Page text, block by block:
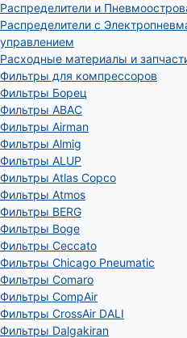
Распределители и
Распределители с
управлением
Расходные материалы и
Фильтры для компрессоров
Фильтры Борец
Фильтры ABAC
Фильтры Airman
Фильтры Almig
Фильтры ALUP
Фильтры Atlas Copco
Фильтры Atmos
Фильтры BERG
Фильтры Boge
Фильтры Ceccato
Фильтры Chicago Pneumatic
Фильтры Comaro
Фильтры CompAir
Фильтры CrossAir DALI
Фильтры Dalgakiran